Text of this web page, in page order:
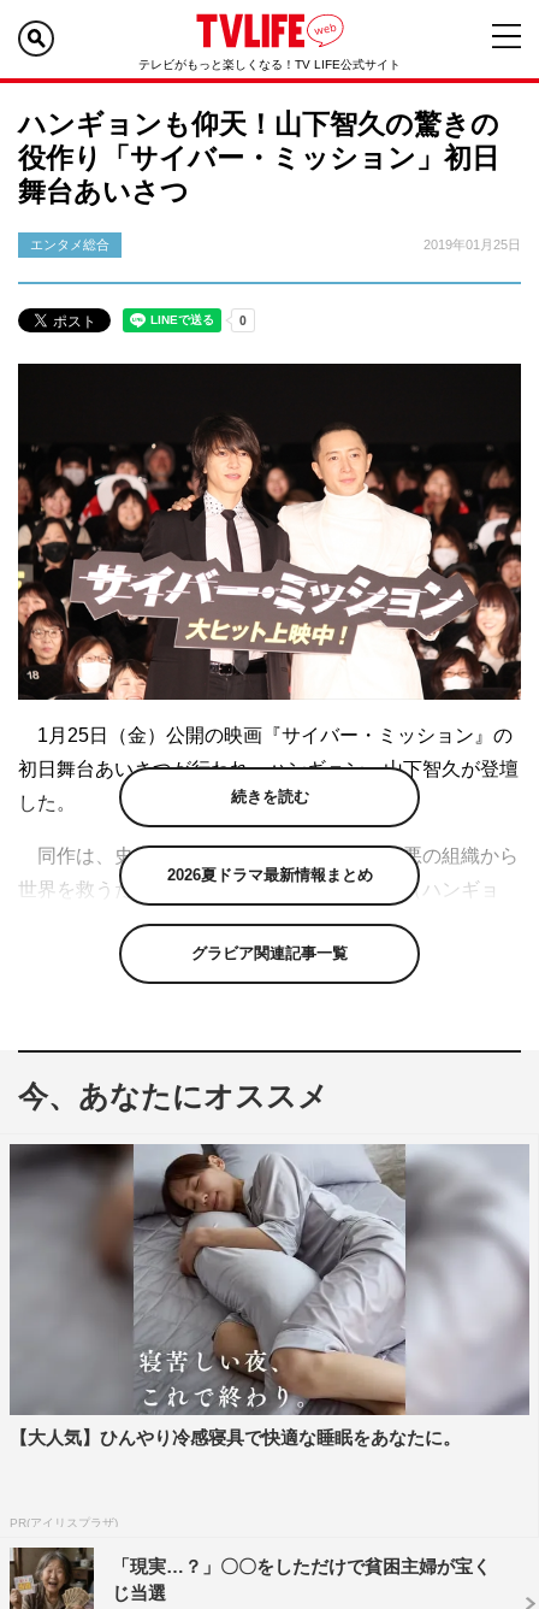
テレビがもっと楽しくなる！TV LIFE公式サイト
ハンギョンも仰天！山下智久の驚きの
役作り「サイバー・ミッション」初日
舞台あいさつ
エンタメ総合 2019年01月25日
1月25日（金）公開の映画『サイバー・ミッション』の
初日舞台あいさつが行われ、ハンギョン、山下智久が登壇
した。
同作は、史上最悪のサイバーテロを企てる悪の組織から
世界を救うため、オタク系ホワイトハッカー（ハンギョ
ン）が最凶のブラックハッカー（リディアン・ヴォーン）
に立ち向かう姿を描くタイムリミットサイバーアクショ
は、「久しぶりに日本のファンにお会いすることができま
した。皆さんと自分の作品をシェアできてうれしい。そし
て、山下さんと共演がでたこともうれしく思います。今後
はさらによい作品を日本に持ってきて、皆さんにお見せし
たい」と喜びを語った。
いっぽう、本作が初の海外進出作品になる山下は、サイ
バーテロリストのボス役を務め、劇中では流暢な英語と中
国語を披露。初の悪役ということもあり「心情を理解する
のが難しかったので、体重を6kg減量して、体の毛を剃り
ました（笑）。本編には映っていませんが、少しでも気味
の悪い感じを出せないかと思って」と独特な役作りを告
ホントに!?」と目を丸くしていた。
続きを読む
2026夏ドラマ最新情報まとめ
グラビア関連記事一覧
今、あなたにオススメ
【大人気】ひんやり冷感寝具で快適な睡眠をあなたに。
PR(アイリスプラザ)
「現実…？」〇〇をしただけで貧困主婦が宝く
じ当選